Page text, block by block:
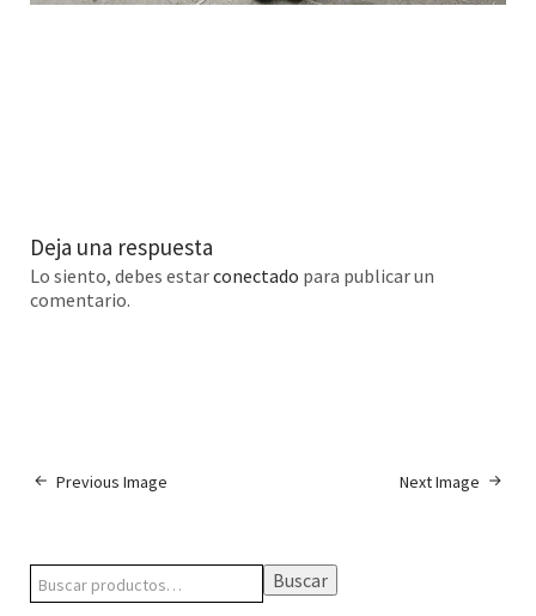
Deja una respuesta
Lo siento, debes estarconectado para publicar un
comentario.
Next Image
Previous Image
Buscar